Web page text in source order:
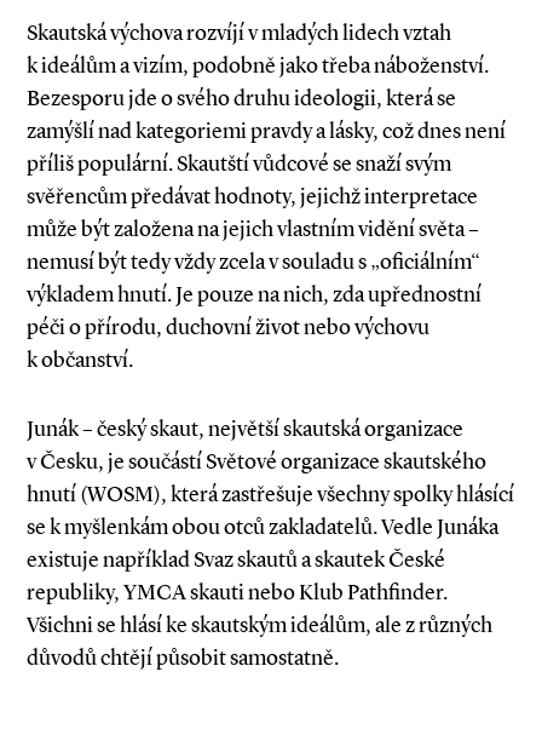
Skautská výchova rozvíjí v mladých lidech vztah
k ideálům a vizím, podobně jako třeba náboženství.
Bezesporu jde o svého druhu ideologii, která se
zamýšlí nad kategoriemi pravdy a lásky, což dnes není
příliš populární. Skautští vůdcové se snaží svým
svěřencům předávat hodnoty, jejichž interpretace
může být založena na jejich vlastním vidění světa –
nemusí být tedy vždy zcela v souladu s „oficiál­ním“
výkladem hnutí. Je pouze na nich, zda upřednostní
péči o přírodu, duchovní život nebo výchovu
k občanství.
Junák – český skaut, největší skautská organizace
v Česku, je součástí Světové organizace skautského
hnutí (WOSM), která zastřešuje všechny spolky hlásící
se k myšlenkám obou otců zakladatelů. Vedle Junáka
existuje například Svaz skautů a skautek České
republiky, YMCA skauti nebo Klub Pathfinder.
Všichni se hlásí ke skautským ideálům, ale z různých
důvodů chtějí působit samostatně.